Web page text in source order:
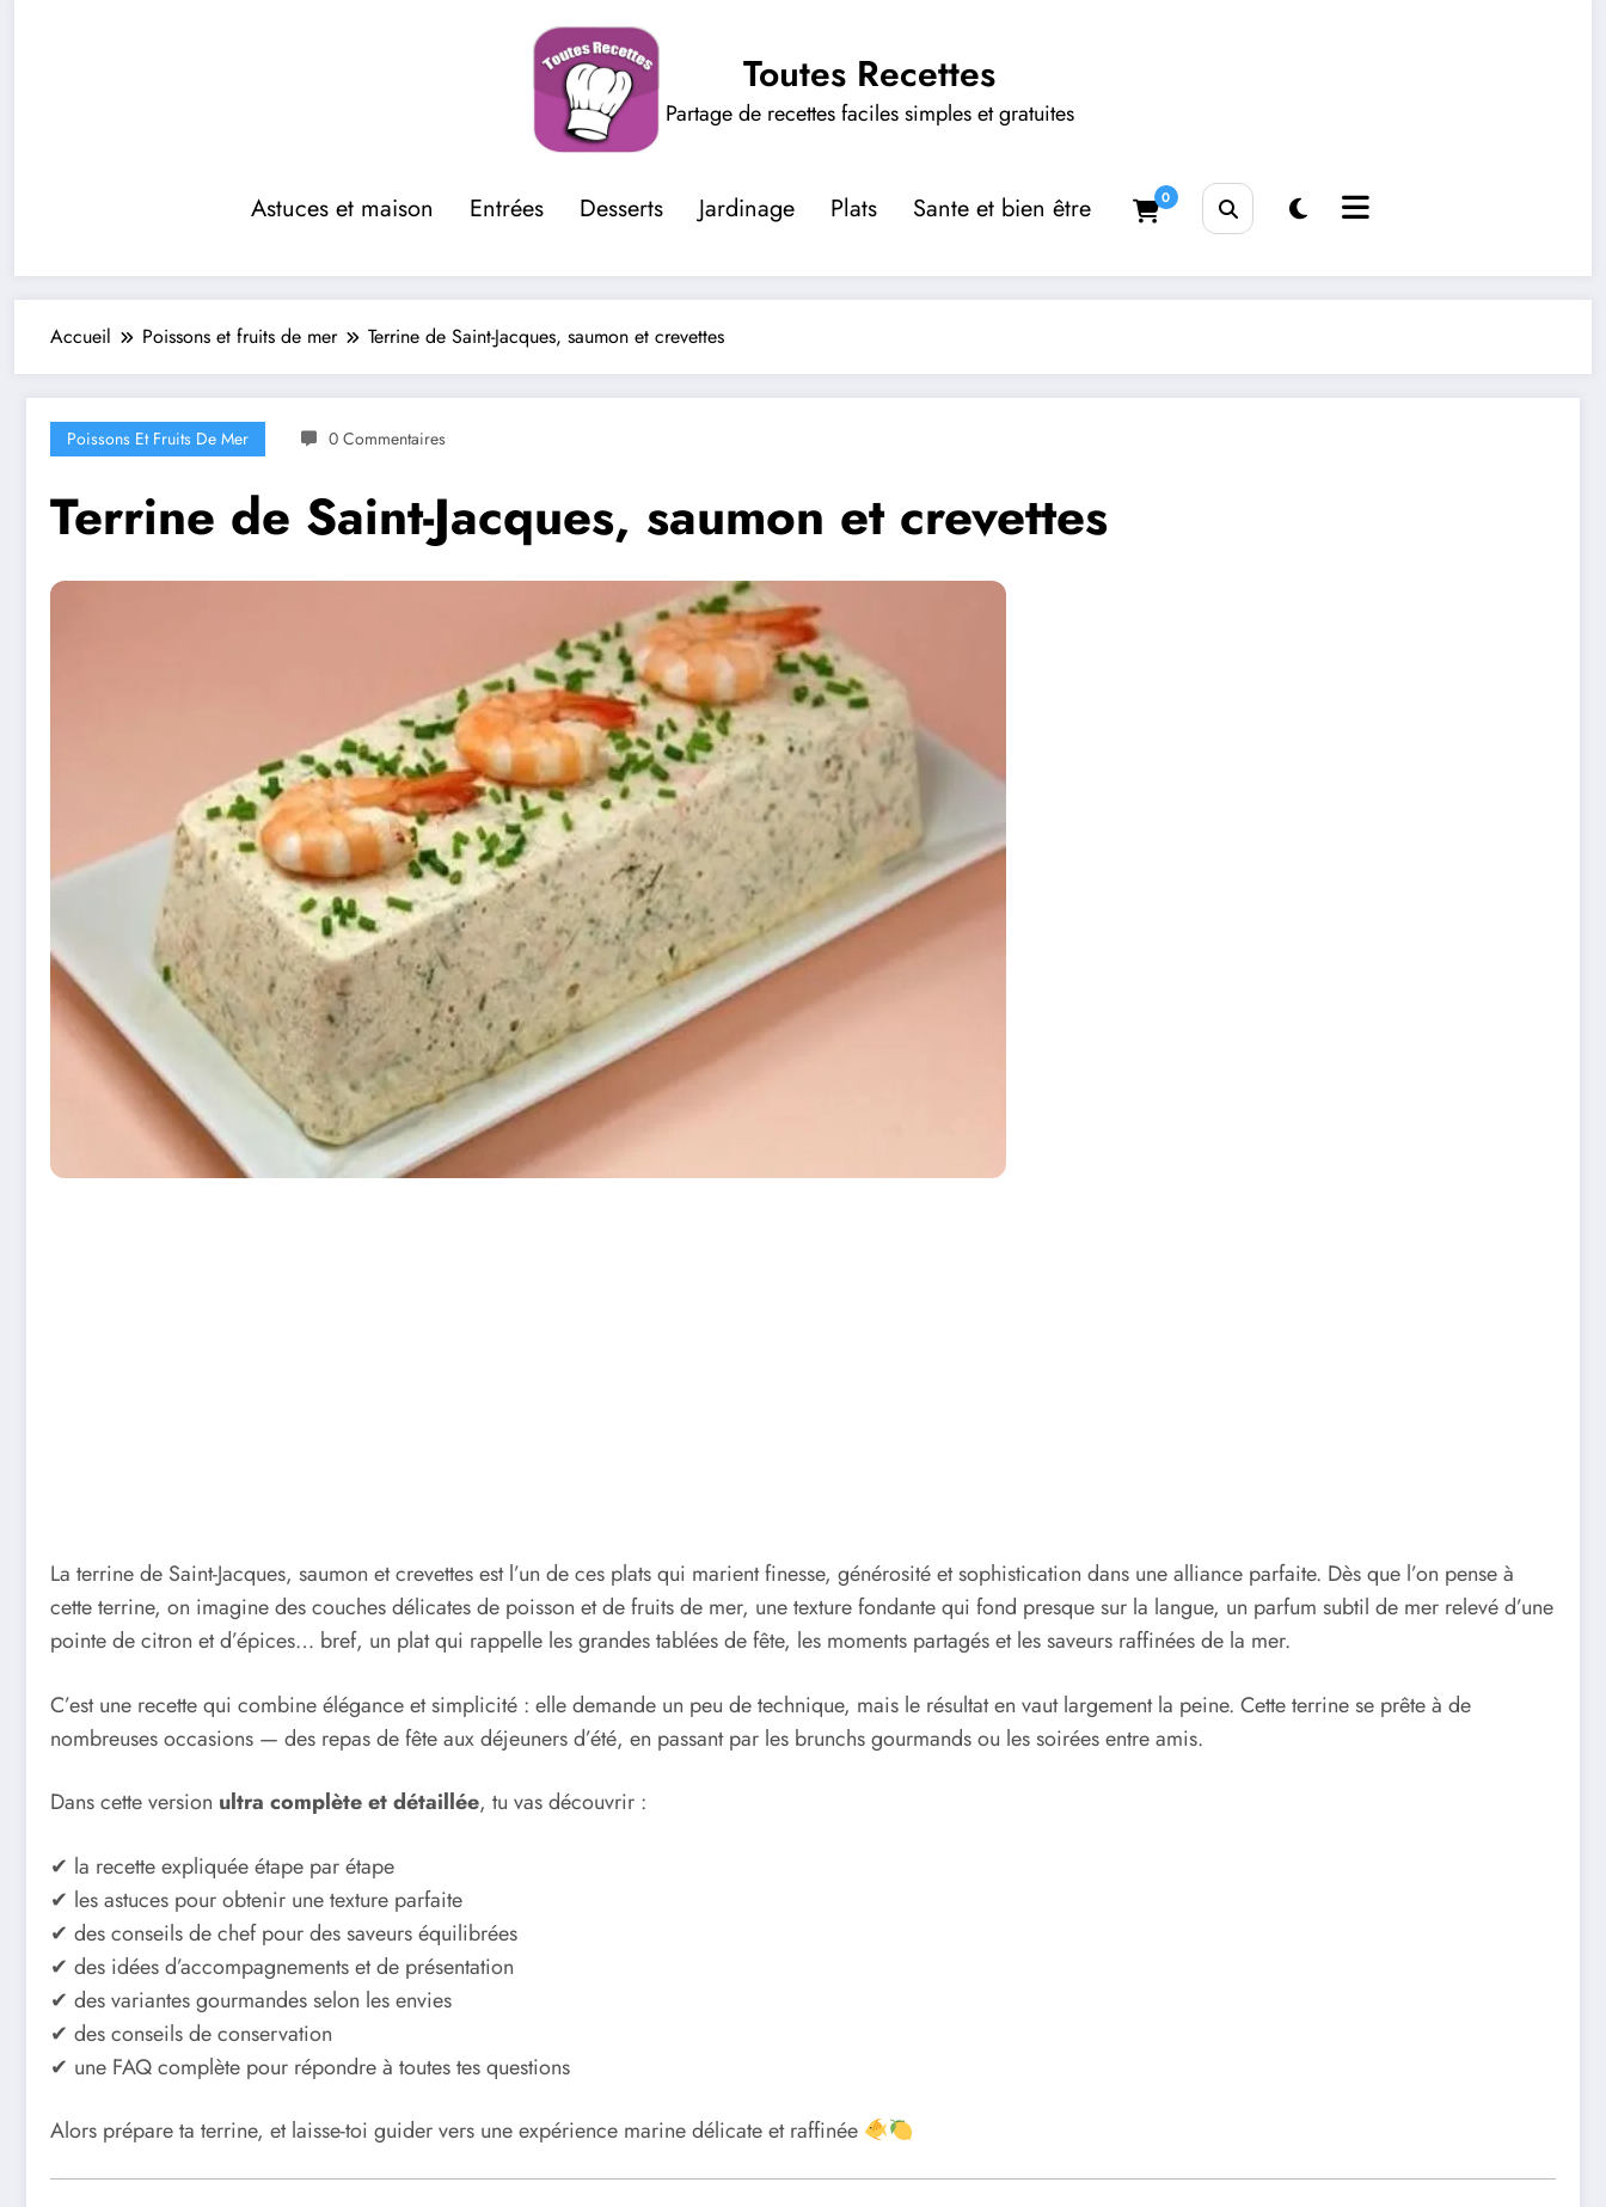
Toutes Recettes
Partage de recettes faciles simples et gratuites
Astuces et maison Entrées Desserts Jardinage Plats Sante et bien être 0
Accueil Poissons et fruits de mer Terrine de Saint-Jacques, saumon et crevettes
Poissons Et Fruits De Mer 0 Commentaires
Terrine de Saint-Jacques, saumon et crevettes
La terrine de Saint-Jacques, saumon et crevettes est l’un de ces plats qui marient finesse, générosité et sophistication dans une alliance parfaite. Dès que l’on pense à
cette terrine, on imagine des couches délicates de poisson et de fruits de mer, une texture fondante qui fond presque sur la langue, un parfum subtil de mer relevé d’une
pointe de citron et d’épices… bref, un plat qui rappelle les grandes tablées de fête, les moments partagés et les saveurs raffinées de la mer.
C’est une recette qui combine élégance et simplicité : elle demande un peu de technique, mais le résultat en vaut largement la peine. Cette terrine se prête à de
nombreuses occasions — des repas de fête aux déjeuners d’été, en passant par les brunchs gourmands ou les soirées entre amis.
Dans cette version ultra complète et détaillée, tu vas découvrir :
✔ la recette expliquée étape par étape
✔ les astuces pour obtenir une texture parfaite
✔ des conseils de chef pour des saveurs équilibrées
✔ des idées d’accompagnements et de présentation
✔ des variantes gourmandes selon les envies
✔ des conseils de conservation
✔ une FAQ complète pour répondre à toutes tes questions
Alors prépare ta terrine, et laisse-toi guider vers une expérience marine délicate et raffinée